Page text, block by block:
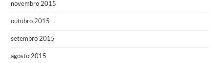
novembro 2015
outubro 2015
setembro 2015
agosto 2015